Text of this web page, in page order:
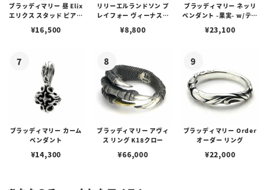
ブラッディマリー 昼 Elix
エリクス スタッド ピアス
¥16,500
リリーエルランドソン プ
レイフォー ヴィーナスチ
¥8,800
ブラッディマリー ネッリ
ペンダント -果実- w/ティ
¥23,100
ブラッディマリー カーム
ペンダント
¥14,300
ブラッディマリー アヴィ
ス リング K18クロー
¥66,000
ブラッディマリー Order
オーダー リング
¥22,000